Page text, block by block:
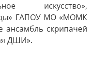
искусство»,
ГАПОУ МО «МОМК
скрипачей
ДШИ».